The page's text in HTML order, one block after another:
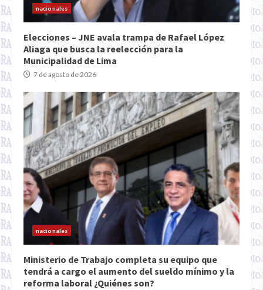
nacionales
Elecciones – JNE avala trampa de Rafael López
Aliaga que busca la reelección para la
Municipalidad de Lima
7 de agosto de 2026
nacionales
Ministerio de Trabajo completa su equipo que
tendrá a cargo el aumento del sueldo mínimo y la
reforma laboral ¿Quiénes son?